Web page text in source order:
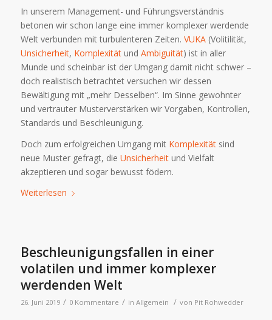
In unserem Management- und Führungsverständnis
betonen wir schon lange eine immer komplexer werdende
Welt verbunden mit turbulenteren Zeiten. VUKA(Volitilität,
Unsicherheit, Komplexitätund Ambiguität) ist in aller
Munde und scheinbar ist der Umgang damit nicht schwer –
doch realistisch betrachtet versuchen wir dessen
Bewältigung mit „mehr Desselben“. Im Sinne gewohnter
und vertrauter Musterverstärken wir Vorgaben, Kontrollen,
Standards und Beschleunigung.
Doch zum erfolgreichen Umgang mit Komplexitätsind
neue Muster gefragt, die Unsicherheitund Vielfalt
akzeptieren und sogar bewusst födern.
Weiterlesen
Beschleunigungsfallen in einer
volatilen und immer komplexer
werdenden Welt
26. Juni 2019 / 0 Kommentare / in Allgemein / von Pit Rohwedder